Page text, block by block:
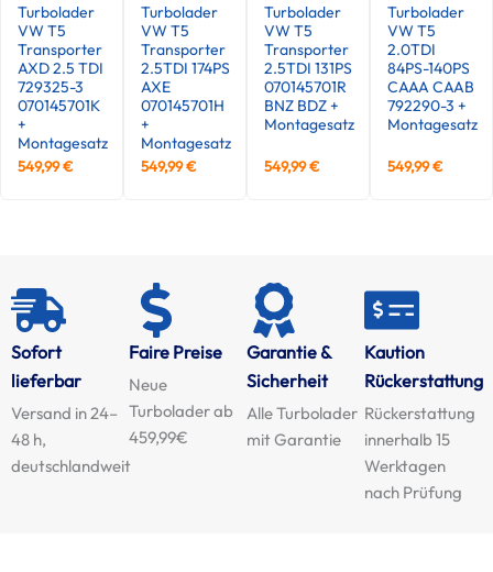
Turbolader
VW T5
Transporter
AXD 2.5 TDI
729325-3
070145701K
+
Montagesatz
549,99€
Turbolader
VW T5
Transporter
2.5TDI 174PS
AXE
070145701H
+
Montagesatz
549,99€
Turbolader
VW T5
Transporter
2.5TDI 131PS
070145701R
BNZ BDZ +
Montagesatz
549,99€
Turbolader
VW T5
2.0TDI
84PS-140PS
CAAA CAAB
792290-3 +
Montagesatz
549,99€
Sofort
lieferbar
Versand in 24–
48 h,
deutschlandweit
Faire Preise
Neue
Turbolader ab
459,99€
Garantie &
Sicherheit
Alle Turbolader
mit Garantie
Kaution
Rückerstattung
Rückerstattung
innerhalb 15
Werktagen
nach Prüfung